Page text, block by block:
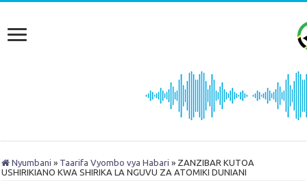
Nyumbani » Taarifa Vyombo vya Habari » ZANZIBAR KUTOA
USHIRIKIANO KWA SHIRIKA LA NGUVU ZA ATOMIKI DUNIANI